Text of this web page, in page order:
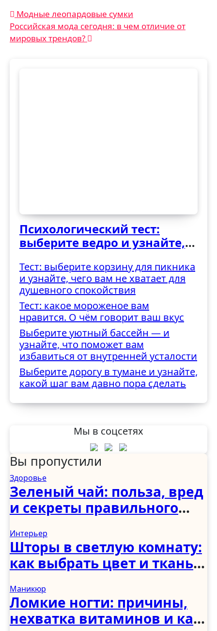
Навигация
по
записям
Модные леопардовые сумки
Российская мода сегодня: в чем отличие от
мировых трендов?
Психологический тест:
выберите ведро и узнайте,
трудностями
Тест: выберите корзину для пикника
и узнайте, чего вам не хватает для
душевного спокойствия
Тест: какое мороженое вам
нравится. О чём говорит ваш вкус
Выберите уютный бассейн — и
узнайте, что поможет вам
избавиться от внутренней усталости
Выберите дорогу в тумане и узнайте,
какой шаг вам давно пора сделать
Мы в соцсетях
Вы пропустили
Здоровье
Зеленый чай: польза, вред
и секреты правильного
Интерьер
Шторы в светлую комнату:
как выбрать цвет и ткань
Маникюр
Ломкие ногти: причины,
нехватка витаминов и как